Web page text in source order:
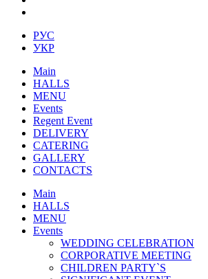
РУС
УКР
Main
HALLS
MENU
Events
Regent Event
DELIVERY
CATERING
GALLERY
CONTACTS
Main
HALLS
MENU
Events
WEDDING CELEBRATION
CORPORATIVE MEETING
CHILDREN PARTY`S